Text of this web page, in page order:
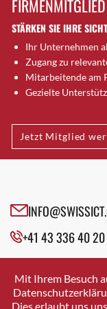
Brugg AG
Brütten
Bubendorf
Bubikon
Buchs (SG)
Bäretswil
Bülach
Cazis
Crissier
Davos Platz
Dierikon
Dietikon
STÄRKEN SIE IHRE
Ihr Unternehmen
Zugang zu
Mitarbeitende am
Gezielte
Jetzt Mitglied
+41 43 336 40 20
SWISSICT
VULKANSTRASSE 120
8048 ZURICH
Mit Ihrem Besuch
Dies erlaubt uns